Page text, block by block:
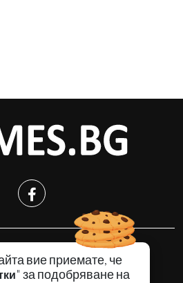
вие приемате, че
" за подобряване на